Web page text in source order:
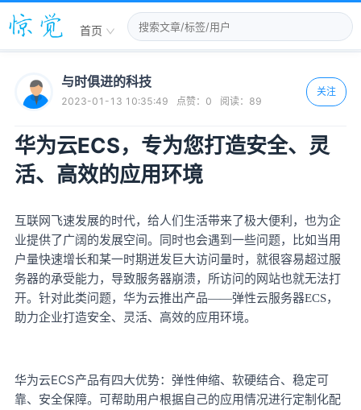
首页
与时俱进的科技
2023-01-13 10:35:49 点赞： 0 阅读： 89
关注
华为云ECS，专为您打造安全、灵
活、高效的应用环境
互联网飞速发展的时代，给人们生活带来了极大便利，也为企
业提供了广阔的发展空间。同时也会遇到一些问题，比如当用
户量快速增长和某一时期迸发巨大访问量时，就很容易超过服
务器的承受能力，导致服务器崩溃，所访问的网站也就无法打
开。针对此类问题，华为云推出产品——弹性云服务器ECS，
助力企业打造安全、灵活、高效的应用环境。
华为云ECS产品有四大优势：弹性伸缩、软硬结合、稳定可
靠、安全保障。可帮助用户根据自己的应用情况进行定制化配